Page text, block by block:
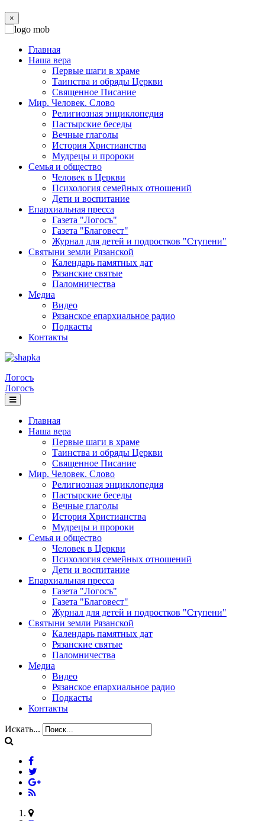
×
Главная
Наша вера
Первые шаги в храме
Таинства и обряды Церкви
Священное Писание
Мир. Человек. Слово
Религиозная энциклопедия
Пастырские беседы
Вечные глаголы
История Христианства
Мудрецы и пророки
Семья и общество
Человек в Церкви
Психология семейных отношений
Дети и воспитание
Епархиальная пресса
Газета "Логосъ"
Газета "Благовест"
Журнал для детей и подростков "Ступени"
Святыни земли Рязанской
Календарь памятных дат
Рязанские святые
Паломничества
Медиа
Видео
Рязанское епархиальное радио
Подкасты
Контакты
Логосъ
Логосъ
Главная
Наша вера
Первые шаги в храме
Таинства и обряды Церкви
Священное Писание
Мир. Человек. Слово
Религиозная энциклопедия
Пастырские беседы
Вечные глаголы
История Христианства
Мудрецы и пророки
Семья и общество
Человек в Церкви
Психология семейных отношений
Дети и воспитание
Епархиальная пресса
Газета "Логосъ"
Газета "Благовест"
Журнал для детей и подростков "Ступени"
Святыни земли Рязанской
Календарь памятных дат
Рязанские святые
Паломничества
Медиа
Видео
Рязанское епархиальное радио
Подкасты
Контакты
Искать...